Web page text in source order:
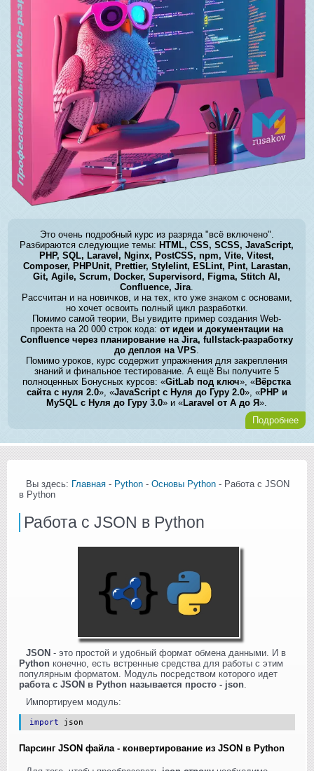
Это очень подробный курс из разряда "всё включено".
Разбираются следующие темы: HTML, CSS, SCSS, JavaScript,
PHP, SQL, Laravel, Nginx, PostCSS, npm, Vite, Vitest,
Composer, PHPUnit, Prettier, Stylelint, ESLint, Pint, Larastan,
Git, Agile, Scrum, Docker, Supervisord, Figma, Stitch AI,
Confluence, Jira.
Рассчитан и на новичков, и на тех, кто уже знаком с основами,
но хочет освоить полный цикл разработки.
Помимо самой теории, Вы увидите пример создания Web-
проекта на 20 000 строк кода:от идеи и документации на
Confluence через планирование на Jira, fullstack-разработку
до деплоя на VPS.
Помимо уроков, курс содержит упражнения для закрепления
знаний и финальное тестирование. А ещё Вы получите 5
полноценных Бонусных курсов: «GitLab под ключ», «Вёрстка
сайта с нуля 2.0», «JavaScript с Нуля до Гуру 2.0», «PHP и
MySQL с Нуля до Гуру 3.0» и «Laravel от А до Я».
Подробнее
Вы здесь: Главная - Python - Основы Python - Работа с JSON
в Python
Работа с JSON в Python
JSON - это простой и удобный формат обмена данными. И в
Python конечно, есть встренные средства для работы с этим
популярным форматом. Модуль посредством которого идет
работа с JSON в Python называется просто - json.
Импортируем модуль:
import json
Парсинг JSON файла - конвертирование из JSON в Python